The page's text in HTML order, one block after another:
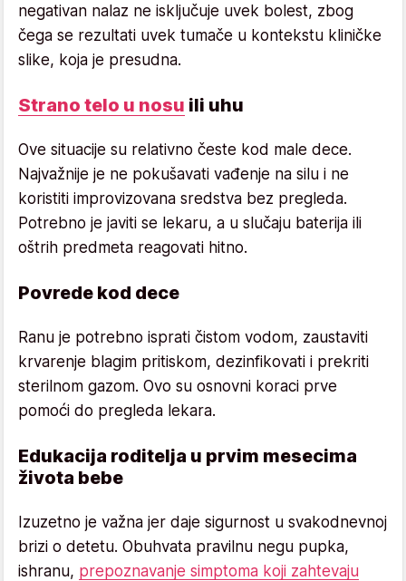
negativan nalaz ne isključuje uvek bolest, zbog
čega se rezultati uvek tumače u kontekstu kliničke
slike, koja je presudna.
Strano telo u nosu ili uhu
Ove situacije su relativno česte kod male dece.
Najvažnije je ne pokušavati vađenje na silu i ne
koristiti improvizovana sredstva bez pregleda.
Potrebno je javiti se lekaru, a u slučaju baterija ili
oštrih predmeta reagovati hitno.
Povrede kod dece
Ranu je potrebno isprati čistom vodom, zaustaviti
krvarenje blagim pritiskom, dezinfikovati i prekriti
sterilnom gazom. Ovo su osnovni koraci prve
pomoći do pregleda lekara.
Edukacija roditelja u prvim mesecima
života bebe
Izuzetno je važna jer daje sigurnost u svakodnevnoj
brizi o detetu. Obuhvata pravilnu negu pupka,
ishranu, prepoznavanje simptoma koji zahtevaju